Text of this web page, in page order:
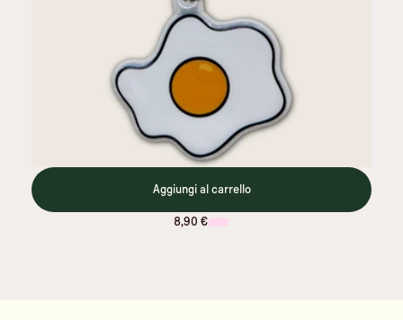
Aggiungi al carrello
8,90 €